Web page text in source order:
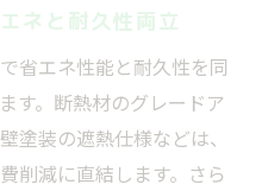
ネと耐久性両立
省エネ性能と耐久性を同
す。断熱材のグレードア
塗装の遮熱仕様などは、
削減に直結します。さら